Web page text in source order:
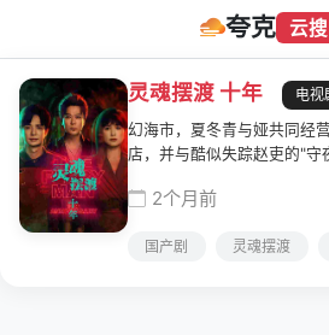
夸克 云搜
灵魂摆渡 十年
电视
幻海市，夏冬青与娅共同经
店，并与酷似失踪赵吏的"守
而，一场意外打破了平静……
业，但新的异闻已在青石板
2个月前
国产剧 灵魂摆渡